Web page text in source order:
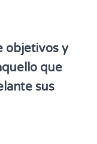
objetivos y
que
sus